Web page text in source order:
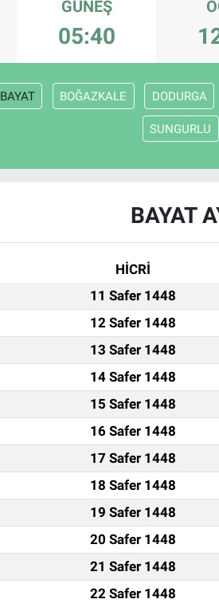
GÜNEŞ
05:40
BAYAT BOĞAZKALE DODURGA
SUNGURLU
BAYAT
HİCRİ
11 Safer 1448
12 Safer 1448
13 Safer 1448
14 Safer 1448
15 Safer 1448
16 Safer 1448
17 Safer 1448
18 Safer 1448
19 Safer 1448
20 Safer 1448
21 Safer 1448
22 Safer 1448